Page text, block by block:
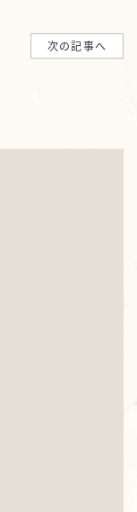
次の記事へ